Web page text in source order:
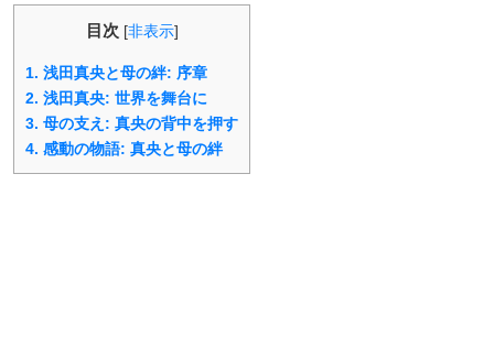
目次 [非表示]
1. 浅田真央と母の絆: 序章
2. 浅田真央: 世界を舞台に
3. 母の支え: 真央の背中を押す
4. 感動の物語: 真央と母の絆